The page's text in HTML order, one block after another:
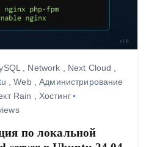
, Network , Next Cloud ,
,Web,Администрирование
Rain , Хостинг
по локальной